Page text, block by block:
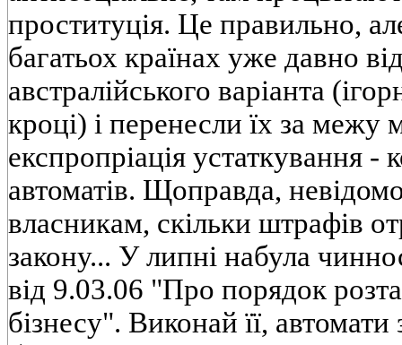
проституцiя. Це правильно,
багатьох країнах уже давно
австралiйського варiанта
кроцi) i перенесли їх за межу
експропрiацiя устаткування -
автоматiв. Щоправда,
власникам, скiльки штрафiв
закону... У липнi набула
вiд 9.03.06 "Про порядок
бiзнесу". Виконай її,